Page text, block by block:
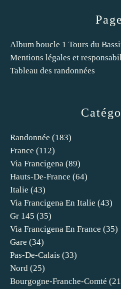
Randonnée (183)
France (112)
Via Francigena (89)
Hauts-De-France (64)
Italie (43)
Via Francigena En Italie (43)
Gr 145 (35)
Via Francigena En France (35)
Gare (34)
Pas-De-Calais (33)
Nord (25)
Bourgogne-Franche-Comté
Album boucle 1 Tours du
Mentions légales et
Tableau des randonnées